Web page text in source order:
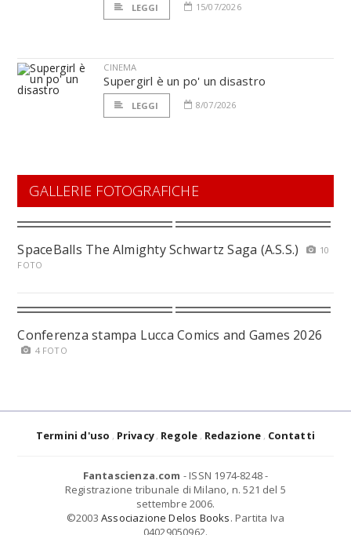
LEGGI 15/07/2026
CINEMA
Supergirl è un po' un disastro
LEGGI 8/07/2026
GALLERIE FOTOGRAFICHE
SpaceBalls The Almighty Schwartz Saga (A.S.S.)
10
FOTO
Conferenza stampa Lucca Comics and Games 2026
4 FOTO
Termini d'uso Privacy Regole Redazione Contatti
Fantascienza.com - ISSN 1974-8248 -
Registrazione tribunale di Milano, n. 521 del 5
settembre 2006.
©2003 Associazione Delos Books. Partita Iva
04029050962.